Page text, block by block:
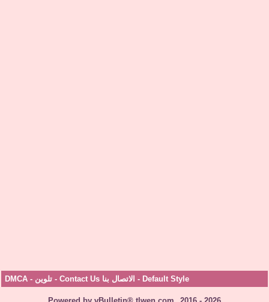
Default Style
- الاتصال بنا Contact Us - تلوين -
DMCA